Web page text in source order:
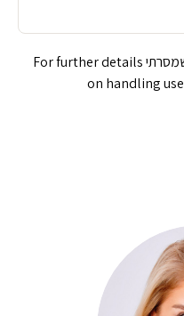
אני מאשר/ת לשמור את הנתונים שמסרתי For further details
on handling